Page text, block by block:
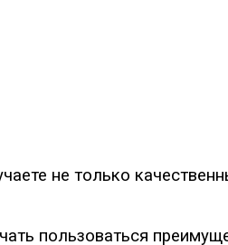
не только
пользоваться